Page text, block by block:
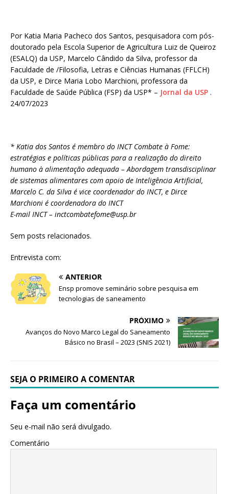
Por Katia Maria Pacheco dos Santos, pesquisadora com pós-
doutorado pela Escola Superior de Agricultura Luiz de Queiroz
(ESALQ) da USP, Marcelo Cândido da Silva, professor da
Faculdade de /Filosofia, Letras e Ciências Humanas (FFLCH)
da USP, e Dirce Maria Lobo Marchioni, professora da
Faculdade de Saúde Pública (FSP) da USP* – Jornal da USP .
24/07/2023
* Katia dos Santos é membro do INCT Combate à Fome:
estratégias e políticas públicas para a realização do direito
humano à alimentação adequada – Abordagem transdisciplinar
de sistemas alimentares com apoio de Inteligência Artificial,
Marcelo C. da Silva é vice coordenador do INCT, e Dirce
Marchioni é coordenadora do INCT
E-mail INCT – inctcombatefome@usp.br
Sem posts relacionados.
Entrevista com:
ANTERIOR
Ensp promove seminário sobre pesquisa em
tecnologias de saneamento
PRÓXIMO
Avanços do Novo Marco Legal do Saneamento
Básico no Brasil – 2023 (SNIS 2021)
SEJA O PRIMEIRO A COMENTAR
Faça um comentário
Seu e-mail não será divulgado.
Comentário